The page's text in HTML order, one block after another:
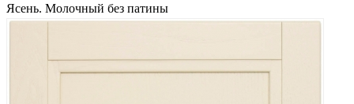
Ясень. Молочный без патины